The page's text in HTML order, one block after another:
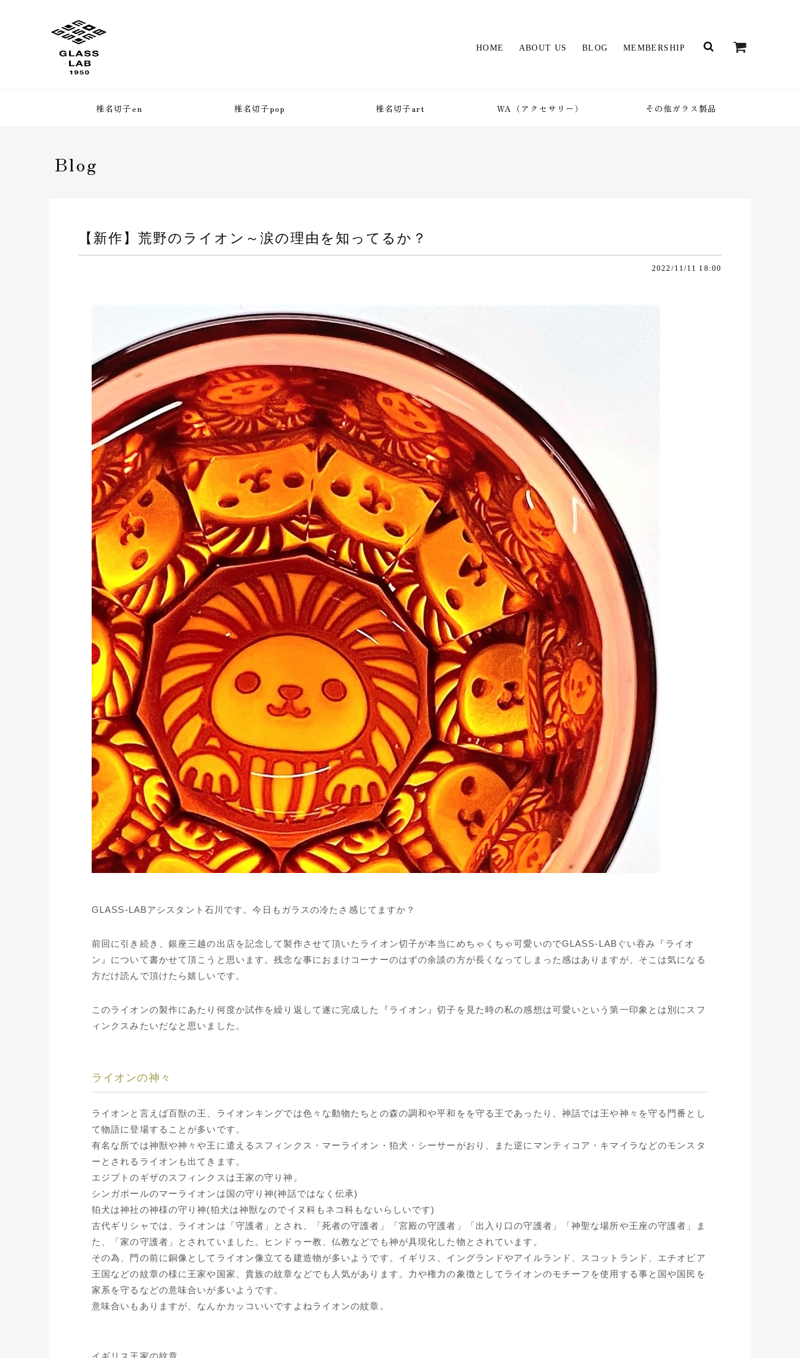
HOME ABOUT US BLOG MEMBERSHIP
椎名切子en 椎名切子pop 椎名切子art WA（アクセサリー） その他ガラス製品
Blog
【新作】荒野のライオン～涙の理由を知ってるか？
2022/11/11 18:00
GLASS-LABアシスタント石川です。今日もガラスの冷たさ感じてますか？
前回に引き続き、銀座三越の出店を記念して製作させて頂いたライオン切子が本当にめちゃくちゃ可愛いのでGLASS-LABぐい吞み『ライオ
ン』について書かせて頂こうと思います。残念な事におまけコーナーのはずの余談の方が長くなってしまった感はありますが、そこは気になる
方だけ読んで頂けたら嬉しいです。
このライオンの製作にあたり何度か試作を繰り返して遂に完成した『ライオン』切子を見た時の私の感想は可愛いという第一印象とは別にスフ
ィンクスみたいだなと思いました。
ライオンの神々
ライオンと言えば百獣の王、ライオンキングでは色々な動物たちとの森の調和や平和をを守る王であったり、神話では王や神々を守る門番とし
て物語に登場することが多いです。
有名な所では神獣や神々や王に遣えるスフィンクス・マーライオン・狛犬・シーサーがおり、また逆にマンティコア・キマイラなどのモンスタ
ーとされるライオンも出てきます。
エジプトのギザのスフィンクスは王家の守り神。
シンガポールのマーライオンは国の守り神(神話ではなく伝承)
狛犬は神社の神様の守り神(狛犬は神獣なのでイヌ科もネコ科もないらしいです)
古代ギリシャでは、ライオンは「守護者」とされ、「死者の守護者」「宮殿の守護者」「出入り口の守護者」「神聖な場所や王座の守護者」ま
た、「家の守護者」とされていました。ヒンドゥー教、仏教などでも神が具現化した物とされています。
その為、門の前に銅像としてライオン像立てる建造物が多いようです。イギリス、イングランドやアイルランド、スコットランド、エチオピア
王国などの紋章の様に王家や国家、貴族の紋章などでも人気があります。力や権力の象徴としてライオンのモチーフを使用する事と国や国民を
家系を守るなどの意味合いが多いようです。
意味合いもありますが、なんかカッコいいですよねライオンの紋章。